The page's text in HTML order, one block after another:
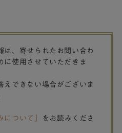
、寄せられたお問い合わ
に使用させていただきま
できない場合がございま
について」
をお読みくださ